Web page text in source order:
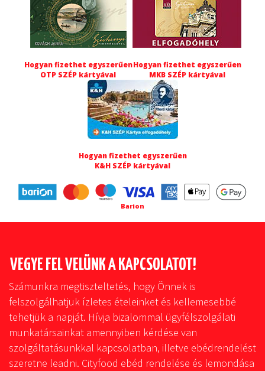
Hogyan fizethet egyszerűen
OTP SZÉP kártyával
Hogyan fizethet egyszerűen
MKB SZÉP kártyával
Hogyan fizethet egyszerűen
K&H SZÉP kártyával
Barion
VEGYE FEL VELÜNK A KAPCSOLATOT!
Számunkra megtiszteltetés, hogy Önnek is
felszolgálhatjuk ízletes ételeinket és kellemesebbé
tehetjük a napját. Hívja bizalommal ügyfélszolgálati
munkatársainkat amennyiben kérdése van
szolgáltatásunkkal kapcsolatban, illetve ebédrendelést
szeretne leadni. Cityfood ebéd rendelése és lemondása